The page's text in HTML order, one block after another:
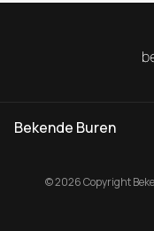
Bekende Buren
© 2026 Copyright